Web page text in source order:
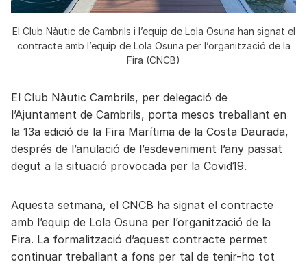
El Club Nàutic de Cambrils i l’equip de Lola Osuna han signat el
contracte amb l’equip de Lola Osuna per l’organització de la
Fira (CNCB)
El Club Nàutic Cambrils, per delegació de
l’Ajuntament de Cambrils, porta mesos treballant en
la 13a edició de la Fira Marítima de la Costa Daurada,
després de l’anulació de l’esdeveniment l’any passat
degut a la situació provocada per la Covid19.
Aquesta setmana, el CNCB ha signat el contracte
amb l’equip de Lola Osuna per l’organització de la
Fira. La formalització d’aquest contracte permet
continuar treballant a fons per tal de tenir-ho tot